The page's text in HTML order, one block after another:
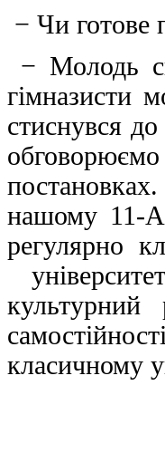
− Чи готове
− Молодь
гімназисти
стиснувся
нашому 11-А
регулярно
класичному